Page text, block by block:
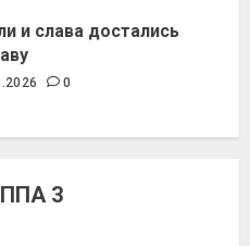
и слава достались
0
3